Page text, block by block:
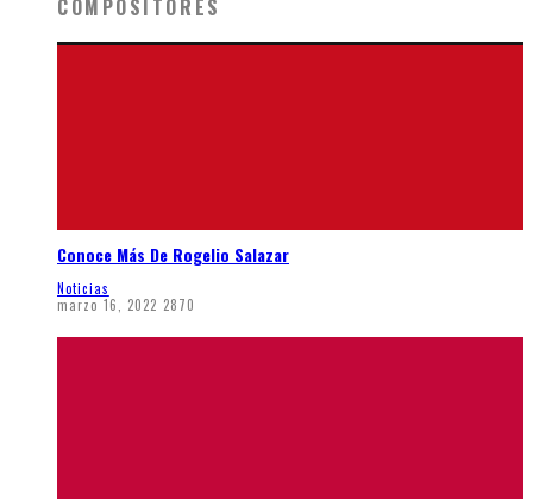
COMPOSITORES
Conoce Más De Rogelio Salazar
Noticias
marzo 16, 2022 2870